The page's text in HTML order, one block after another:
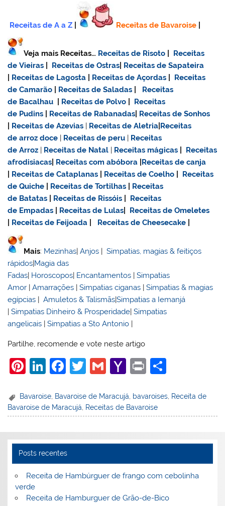
Receitas de A a Z Receitas de Bavaroise
Veja mais Receitas… Receitas de Risoto
Receitas
de Vieiras
Receitas de Ostras Receitas de Sapateira
Receitas de Lagosta Receitas de Açordas
Receitas
de Camarão
Receitas de Saladas
Receitas
de Bacalhau
Receitas de Polvo
Receitas
de Pudins
Receitas de Rabanadas Receitas de Sonhos
Receitas de Azevias | Receitas de Aletria Receitas
dearroz doce | Receitas de peru | Receitas
de Arroz | Receitas de Natal | Receitas mágicas
Receitas
afrodisiacas Receitas com abóbora Receitas de canja
Receitas de Cataplanas Receitas de Coelho
Receitas
de Quiche
Receitas de Tortilhas
Receitas
de Batatas
Receitas de Rissóis
Receitas
de Empadas
Receitas de Lulas
Receitas de Omeletes
Receitas de Feijoada Receitas de Cheesecake
Mais: Mezinhas|Anjos |Simpatias, magias & feitiços
rápidos|Magia das
Fadas| Horoscopos| Encantamentos |Simpatias
Amor |Amarrações |Simpatias ciganas |Simpatias & magias
egípcias |Amuletos & Talismãs|Simpatias a Iemanjá
|Simpatias Dinheiro & Prosperidade|Simpatias
angelicais |Simpatias a Sto Antonio |
Partilhe, recomende e vote neste artigo
Pi
er
e
st
Li
k
e
n
F
c
e
o
o
k
T
itt
er
G
ai
l
Y
h
o
M
ai
l
Pr
t
ar
e
Bavaroise Bavaroise de Maracujá bavaroises Receita de
Bavaroise de Maracujá
Receitas de Bavaroise
Posts recentes
Receita de Hambúrguer de frango com cebolinha
verde
Receita de Hamburguer de Grão-de-Bico